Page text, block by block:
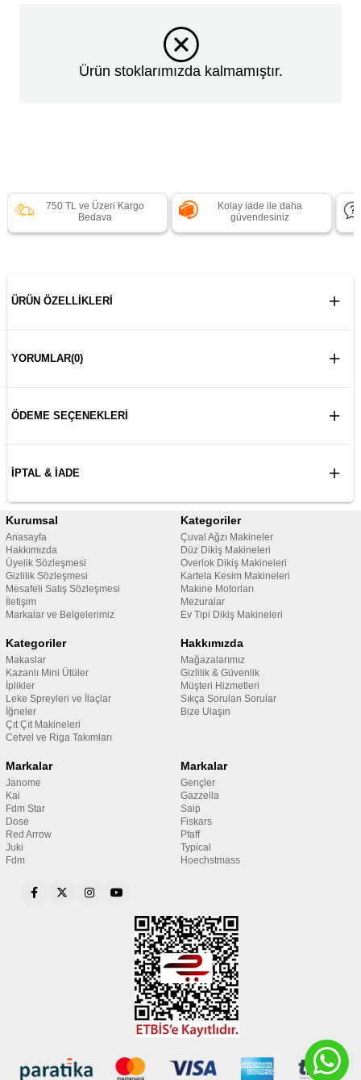
Ürün stoklarımızda kalmamıştır.
750 TL ve Üzeri Kargo
Bedava
Kolay iade ile daha
güvendesiniz
ÜRÜN ÖZELLIKLERI
YORUMLAR(0)
ÖDEME SEÇENEKLERI
İPTAL & İADE
Kurumsal
Anasayfa
Hakkımızda
Üyelik Sözleşmesi
Gizlilik Sözleşmesi
Mesafeli Satış Sözleşmesi
İletişim
Markalar ve Belgelerimiz
Kategoriler
Çuval Ağzı Makineler
Düz Dikiş Makineleri
Overlok Dikiş Makineleri
Kartela Kesim Makineleri
Makine Motorları
Mezuralar
Ev Tipi Dikiş Makineleri
Kategoriler
Makaslar
Kazanlı Mini Ütüler
İplikler
Leke Spreyleri ve İlaçlar
İğneler
Çıt Çıt Makineleri
Cetvel ve Riga Takımları
Hakkımızda
Mağazalarımız
Gizlilik & Güvenlik
Müşteri Hizmetleri
Sıkça Sorulan Sorular
Bize Ulaşın
Markalar
Janome
Kai
Fdm Star
Dose
Red Arrow
Juki
Fdm
Markalar
Gençler
Gazzella
Saip
Fiskars
Pfaff
Typical
Hoechstmass